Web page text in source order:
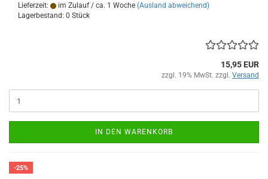
Lieferzeit: im Zulauf / ca. 1 Woche (Ausland abweichend)
Lagerbestand: 0 Stück
15,95 EUR
zzgl. 19% MwSt. zzgl. Versand
IN DEN WARENKORB
-25%